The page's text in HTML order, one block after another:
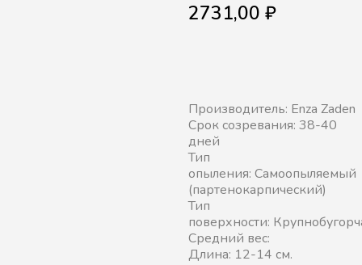
2731,00 ₽
Производитель: Enza Zaden
Срок созревания: 38-40
дней
Тип
опыления: Самоопыляемый
(партенокарпический)
Тип
поверхности:
Средний вес:
Длина: 12-14 см.